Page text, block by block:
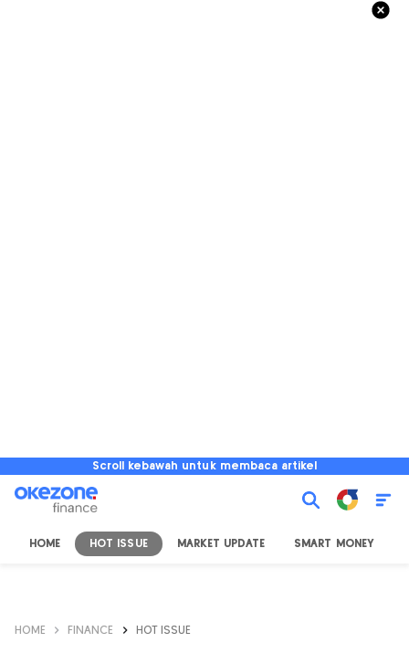
Scroll kebawah untuk membaca artikel
HOME HOT ISSUE MARKET UPDATE SMART MONEY
HOME FINANCE HOT ISSUE